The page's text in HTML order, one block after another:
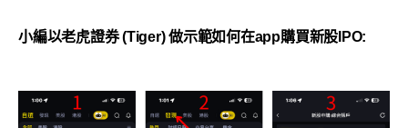
小編以老虎證券 (Tiger) 做示範如何在app購買新股IPO: